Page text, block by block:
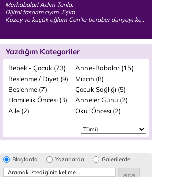
Merhabalar! Adım Tanla.
Dijital tasarımcıyım. Eşim
Kuzey ve küçük oğlum Can'la beraber dünyayı ke..
Yazdığım Kategoriler
Bebek - Çocuk (73)
Anne-Babalar (15)
Beslenme / Diyet (9)
Mizah (8)
Beslenme (7)
Çocuk Sağlığı (5)
Hamilelik Öncesi (3)
Anneler Günü (2)
Aile (2)
Okul Öncesi (2)
Bloglarda Yazarlarda Galerilerde